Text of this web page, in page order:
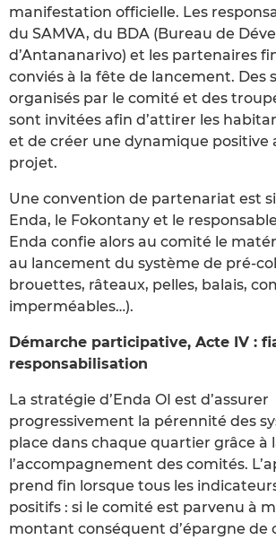
manifestation officielle. Les
du SAMVA, du BDA (Bureau de
d’Antananarivo) et les partenaires
conviés à la fête de lancement. Des
organisés par le comité et des
sont invitées afin d’attirer les
et de créer une dynamique positive
projet.
Une convention de partenariat est
Enda, le Fokontany et le
Enda confie alors au comité le
au lancement du système de pré-
brouettes, râteaux, pelles, balais,
imperméables…).
Démarche participative, Acte IV :
responsabilisation
La stratégie d’Enda OI est d’assurer
progressivement la pérennité des
place dans chaque quartier grâce à
l’accompagnement des comités.
prend fin lorsque tous les
positifs : si le comité est parvenu à
montant conséquent d’épargne de